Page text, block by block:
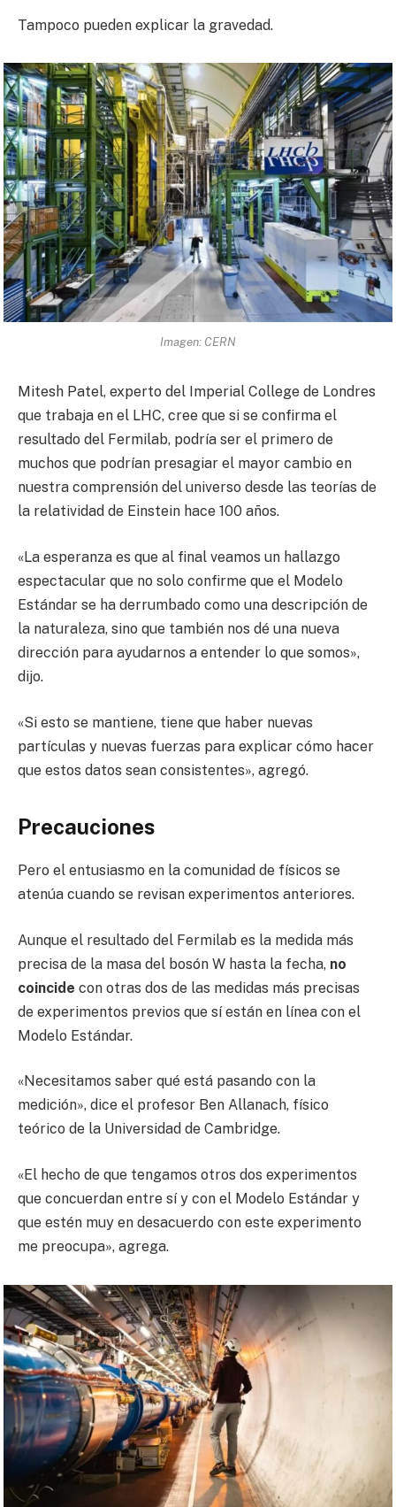
Tampoco pueden explicar la gravedad.
Imagen: CERN
Mitesh Patel, experto del Imperial College de Londres
que trabaja en el LHC, cree que si se confirma el
resultado del Fermilab, podría ser el primero de
muchos que podrían presagiar el mayor cambio en
nuestra comprensión del universo desde las teorías de
la relatividad de Einstein hace 100 años.
«La esperanza es que al final veamos un hallazgo
espectacular que no solo confirme que el Modelo
Estándar se ha derrumbado como una descripción de
la naturaleza, sino que también nos dé una nueva
dirección para ayudarnos a entender lo que somos»,
dijo.
«Si esto se mantiene, tiene que haber nuevas
partículas y nuevas fuerzas para explicar cómo hacer
que estos datos sean consistentes», agregó.
Precauciones
Pero el entusiasmo en la comunidad de físicos se
atenúa cuando se revisan experimentos anteriores.
Aunque el resultado del Fermilab es la medida más
precisa de la masa del bosón W hasta la fecha, no
coincide con otras dos de las medidas más precisas
de experimentos previos que sí están en línea con el
Modelo Estándar.
«Necesitamos saber qué está pasando con la
medición», dice el profesor Ben Allanach, físico
teórico de la Universidad de Cambridge.
«El hecho de que tengamos otros dos experimentos
que concuerdan entre sí y con el Modelo Estándar y
que estén muy en desacuerdo con este experimento
me preocupa», agrega.